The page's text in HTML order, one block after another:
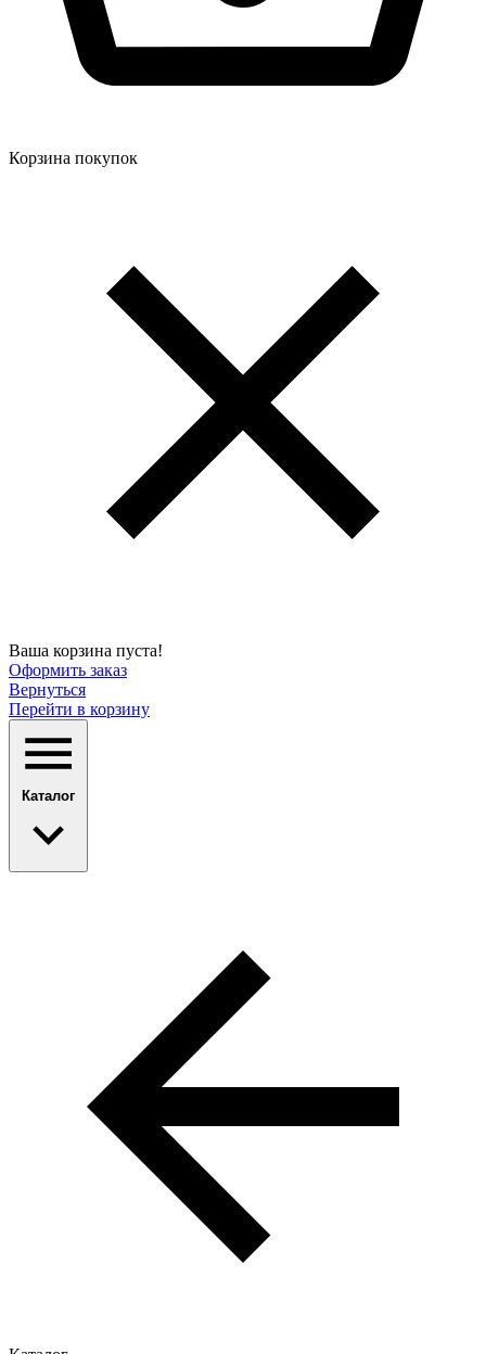
Корзина покупок
Ваша корзина пуста!
Оформить заказ
Вернуться
Перейти в корзину
Каталог